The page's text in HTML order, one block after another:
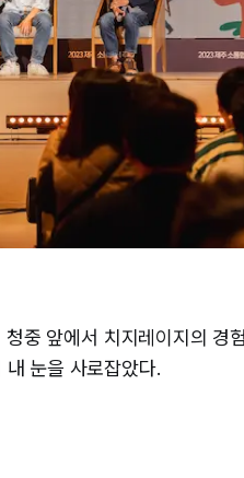
중 앞에서 치지레이지의 경
눈을 사로잡았다.